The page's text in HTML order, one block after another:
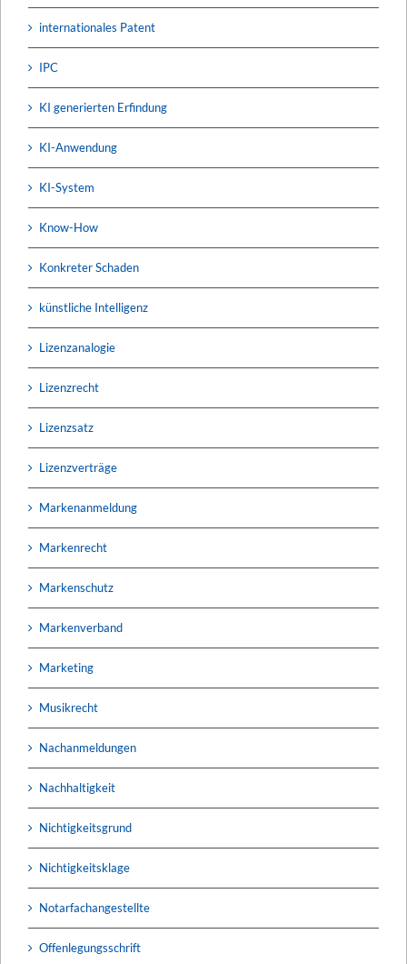
internationales Patent
IPC
KI generierten Erfindung
KI-Anwendung
KI-System
Know-How
Konkreter Schaden
künstliche Intelligenz
Lizenzanalogie
Lizenzrecht
Lizenzsatz
Lizenzverträge
Markenanmeldung
Markenrecht
Markenschutz
Markenverband
Marketing
Musikrecht
Nachanmeldungen
Nachhaltigkeit
Nichtigkeitsgrund
Nichtigkeitsklage
Notarfachangestellte
Offenlegungsschrift